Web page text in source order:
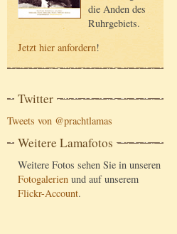
die Anden des
Ruhrgebiets.
Jetzt hier anfordern!
Twitter
Tweets von @prachtlamas
Weitere Lamafotos
Weitere Fotos sehen Sie in unseren
Fotogalerien und auf unserem
Flickr-Account.